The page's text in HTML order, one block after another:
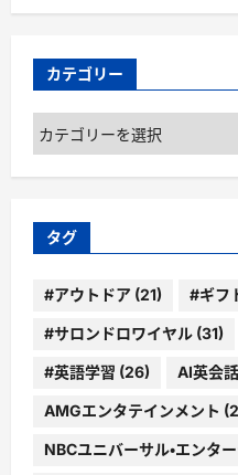
カテゴリー
カ
テ
ゴ
ー
タグ
#アウトドア (21) #ギフ
#サロンドロワイヤル (31)
#英語学習 (26) AI英会話
AMGエンタテインメント
NBCユニバーサル・エンタ